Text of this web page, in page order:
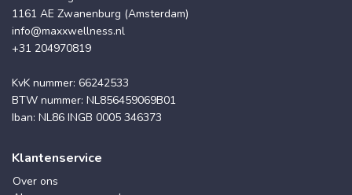
1161 AE Zwanenburg (Amsterdam)
info@maxxwellness.nl
+31 204970819
KvK nummer: 66242533
BTW nummer: NL856459069B01
Iban: NL86 INGB 0005 346373
Klantenservice
Over ons